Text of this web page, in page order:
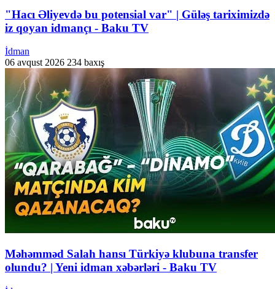
"Hacı Əliyevdə bu potensial var" | Güləş tariximizdə
iz qoyan idmançı - Baku TV
İdman
06 avqust 2026 234 baxış
Məhəmməd Salah hansı Türkiyə klubuna transfer
olundu? | Yeni idman xəbərləri - Baku TV